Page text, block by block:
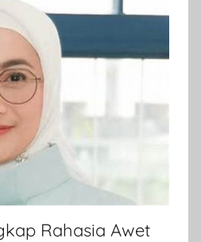
Rahasia Awet